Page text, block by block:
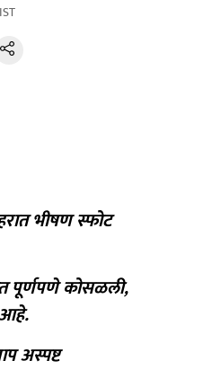
IST
भीषण स्फोट
पूर्णपणे कोसळली,
अस्पष्ट